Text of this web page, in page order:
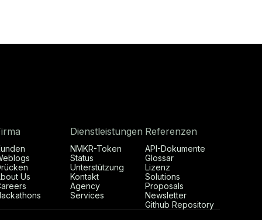
Us
Dienstleistungen
NMKR-Token
Status
Unterstützung
Kontakt
Agency
Services
Referenzen
API-Dokumente
Glossar
Lizenz
Solutions
Proposals
Newsletter
Github Repository